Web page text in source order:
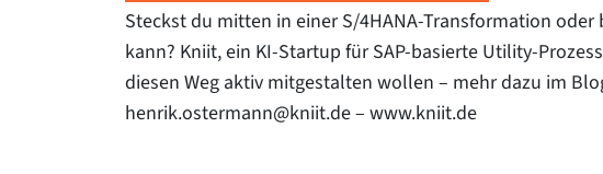
Steckst du mitten in einer S/4HANA-Transformation
kann? Kniit, ein KI-Startup für SAP-basierte Utility-
diesen Weg aktiv mitgestalten wollen – mehr dazu im
henrik.ostermann@kniit.de – www.kniit.de